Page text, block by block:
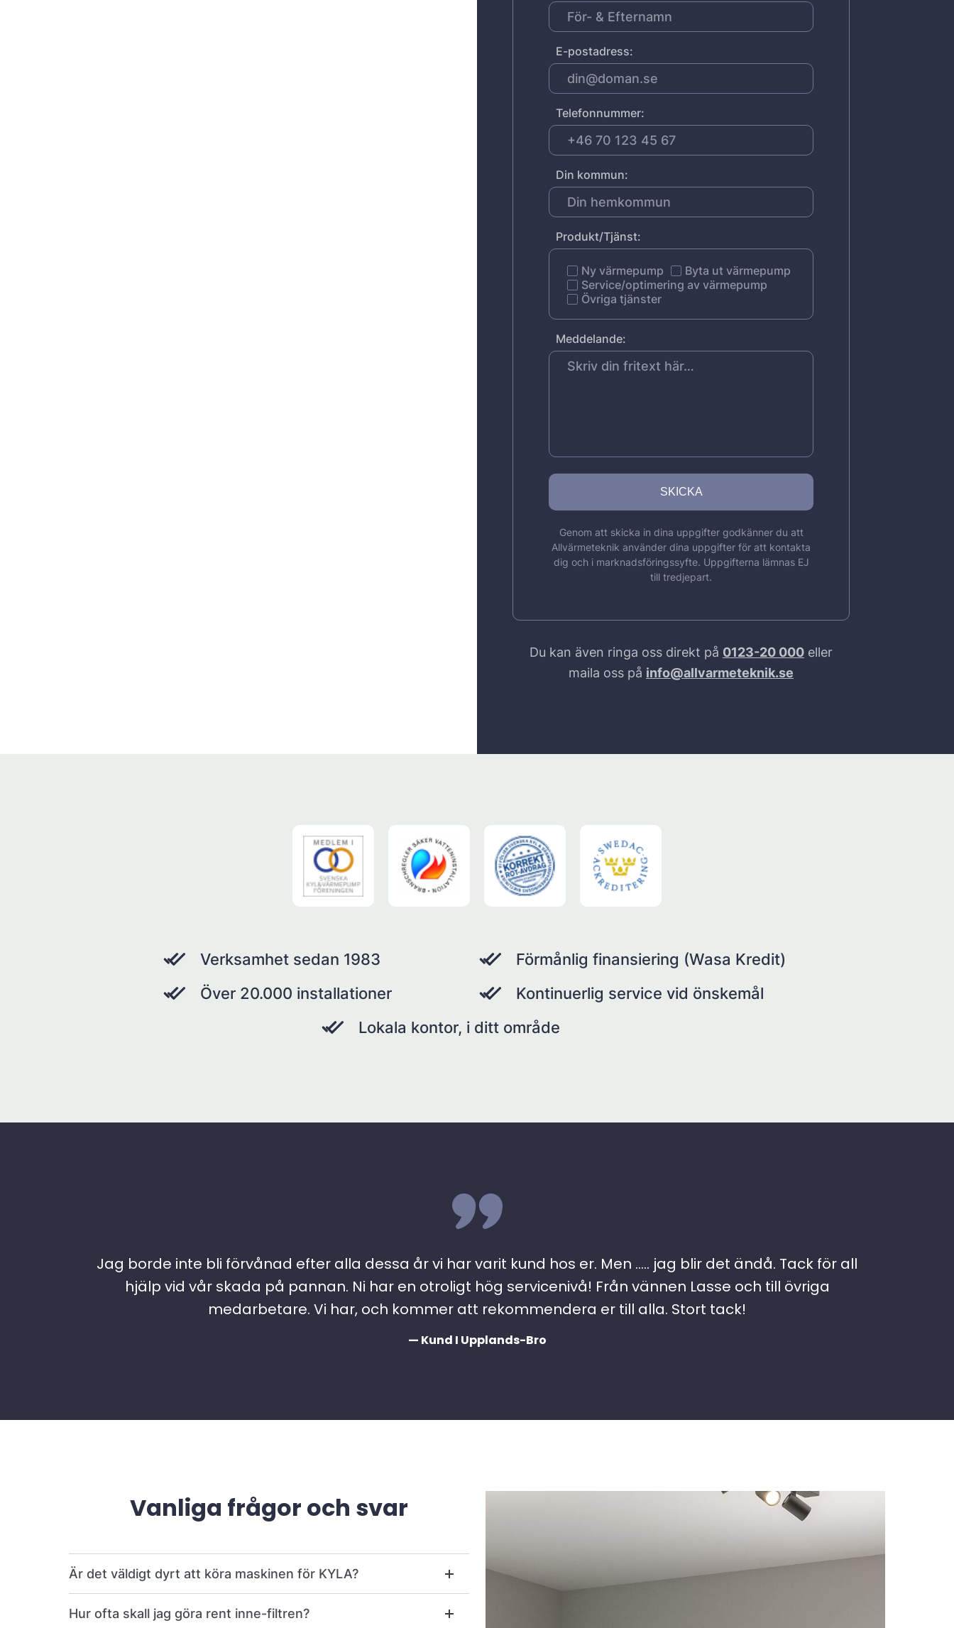
E-postadress:
Telefonnummer:
Din kommun:
Produkt/Tjänst:
Ny värmepump
Byta ut värmepump
Service/optimering av värmepump
Övriga tjänster
Meddelande:
Genom att skicka in dina uppgifter godkänner du att
Allvärmeteknik använder dina uppgifter för att kontakta
dig och i marknadsföringssyfte. Uppgifterna lämnas EJ
till tredjepart.
Du kan även ringa oss direkt på 0123-20 000 eller
maila oss på info@allvarmeteknik.se
Verksamhet sedan 1983
Förmånlig finansiering (Wasa Kredit)
Över 20.000 installationer
Kontinuerlig service vid önskemål
Lokala kontor, i ditt område
Jag borde inte bli förvånad efter alla dessa år vi har varit kund hos er. Men ….. jag blir det ändå. Tack för all
hjälp vid vår skada på pannan. Ni har en otroligt hög servicenivå! Från vännen Lasse och till övriga
medarbetare. Vi har, och kommer att rekommendera er till alla. Stort tack!
— Kund I Upplands-Bro
Vanliga frågor och svar
Är det väldigt dyrt att köra maskinen för KYLA?
Hur ofta skall jag göra rent inne-filtren?